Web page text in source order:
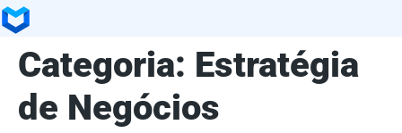
Categoria: Estratégia
de Negócios